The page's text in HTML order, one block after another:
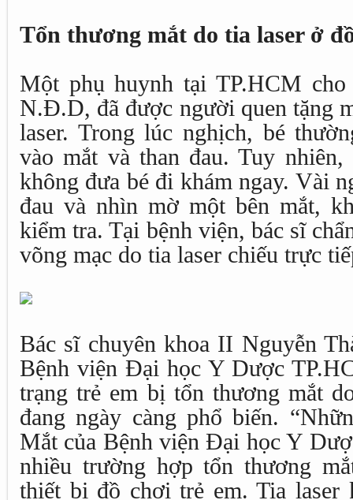
Tổn thương mắt do tia laser ở
Một phụ huynh tại TP.HCM
N.Đ.D, đã được người quen tặng
laser. Trong lúc nghịch, bé
vào mắt và than đau. Tuy
không đưa bé đi khám ngay. Vài
đau và nhìn mờ một bên mắt,
kiểm tra. Tại bệnh viện, bác sĩ
võng mạc do tia laser chiếu trực
Bác sĩ chuyên khoa II Nguyễn
Bệnh viện Đại học Y Dược
trạng trẻ em bị tổn thương mắt
đang ngày càng phổ biến.
Mắt của Bệnh viện Đại học Y
nhiều trường hợp tổn thương
thiết bị đồ chơi trẻ em. Tia laser